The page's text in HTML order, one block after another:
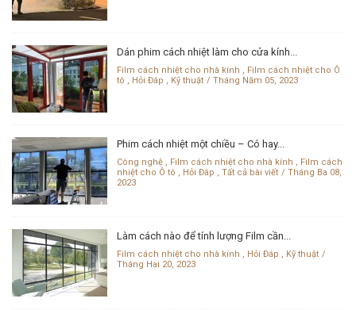
Dán phim cách nhiệt làm cho cửa kính...
Film cách nhiệt cho nhà kính
Film cách nhiệt cho Ô
tô
Hỏi Đáp Kỹ thuật Tháng Năm 05, 2023
Phim cách nhiệt một chiều – Có hay...
Công nghệ Film cách nhiệt cho nhà kính
Film cách
nhiệt cho Ô tô
Hỏi Đáp Tất cả bài viết
Tháng Ba 08,
2023
Làm cách nào để tính lượng Film cần...
Film cách nhiệt cho nhà kính Hỏi Đáp
Kỹ thuật
Tháng Hai 20, 2023